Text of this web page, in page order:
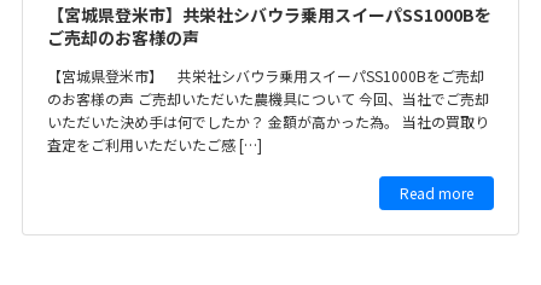
【宮城県登米市】共栄社シバウラ乗用スイーパSS1000Bを
ご売却のお客様の声
【宮城県登米市】 共栄社シバウラ乗用スイーパSS1000Bをご売却
のお客様の声 ご売却いただいた農機具について 今回、当社でご売却
いただいた決め手は何でしたか？ 金額が高かった為。 当社の買取り
査定をご利用いただいたご感 […]
Read more